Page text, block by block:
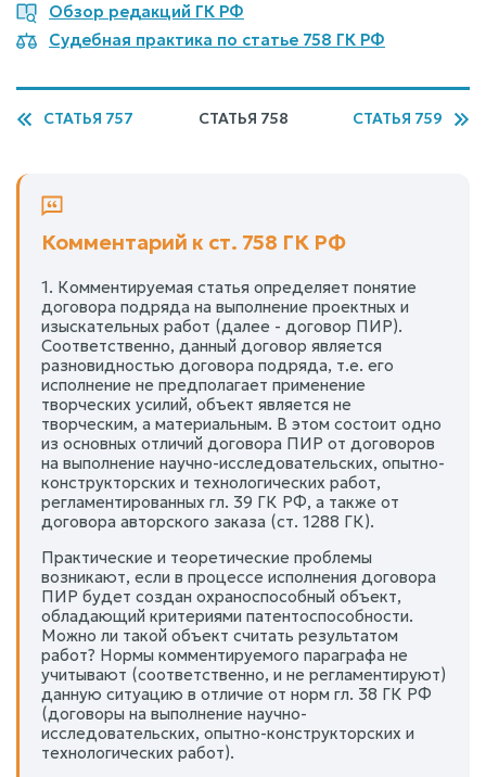
Обзор редакций ГК РФ
Судебная практика по статье 758 ГК РФ
СТАТЬЯ 757 СТАТЬЯ 758 СТАТЬЯ 759
Комментарий к ст. 758 ГК РФ
1. Комментируемая статья определяет понятие
договора подряда на выполнение проектных и
изыскательных работ (далее - договор ПИР).
Соответственно, данный договор является
разновидностью договора подряда, т.е. его
исполнение не предполагает применение
творческих усилий, объект является не
творческим, а материальным. В этом состоит одно
из основных отличий договора ПИР от договоров
на выполнение научно-исследовательских, опытно-
конструкторских и технологических работ,
регламентированных гл. 39 ГК РФ, а также от
договора авторского заказа (ст. 1288 ГК).
Практические и теоретические проблемы
возникают, если в процессе исполнения договора
ПИР будет создан охраноспособный объект,
обладающий критериями патентоспособности.
Можно ли такой объект считать результатом
работ? Нормы комментируемого параграфа не
учитывают (соответственно, и не регламентируют)
данную ситуацию в отличие от норм гл. 38 ГК РФ
(договоры на выполнение научно-
исследовательских, опытно-конструкторских и
технологических работ).